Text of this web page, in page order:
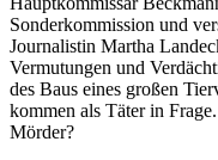
Sonderkommission und
Journalistin Martha
Vermutungen und
des Baus eines großen
kommen als Täter in
Mörder?